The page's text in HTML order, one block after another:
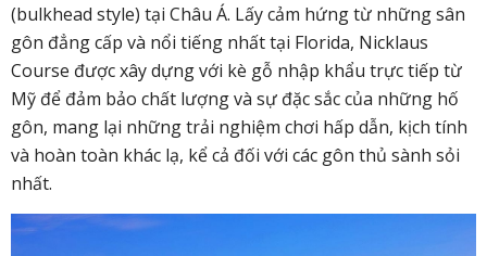
(bulkhead style) tại Châu Á. Lấy cảm hứng từ những sân
gôn đẳng cấp và nổi tiếng nhất tại Florida, Nicklaus
Course được xây dựng với kè gỗ nhập khẩu trực tiếp từ
Mỹ để đảm bảo chất lượng và sự đặc sắc của những hố
gôn, mang lại những trải nghiệm chơi hấp dẫn, kịch tính
và hoàn toàn khác lạ, kể cả đối với các gôn thủ sành sỏi
nhất.